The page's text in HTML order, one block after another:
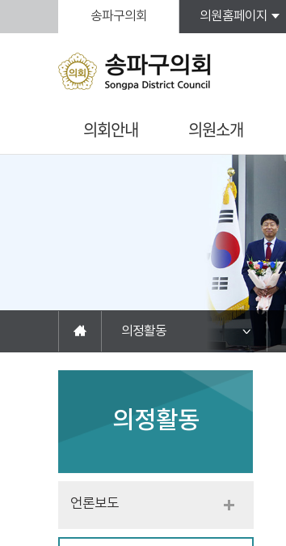
송파구의회 의원홈페이지
의회안내 의원소개
의정활동
의정활동
언론보도